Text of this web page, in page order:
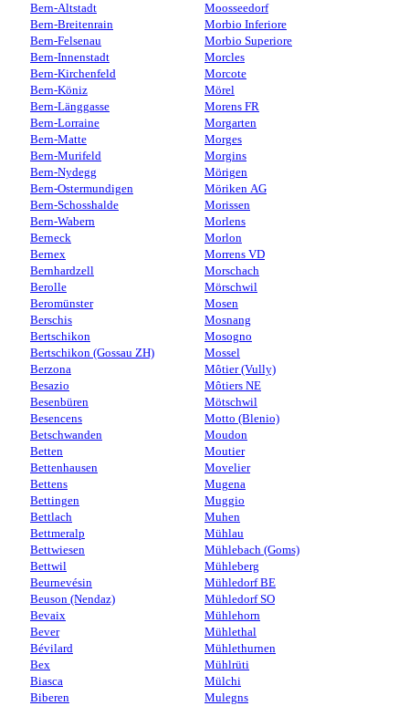
Bern-Altstadt
Bern-Breitenrain
Bern-Felsenau
Bern-Innenstadt
Bern-Kirchenfeld
Bern-Köniz
Bern-Länggasse
Bern-Lorraine
Bern-Matte
Bern-Murifeld
Bern-Nydegg
Bern-Ostermundigen
Bern-Schosshalde
Bern-Wabern
Berneck
Bernex
Bernhardzell
Berolle
Beromünster
Berschis
Bertschikon
Bertschikon (Gossau ZH)
Berzona
Besazio
Besenbüren
Besencens
Betschwanden
Betten
Bettenhausen
Bettens
Bettingen
Bettlach
Bettmeralp
Bettwiesen
Bettwil
Beurnevésin
Beuson (Nendaz)
Bevaix
Bever
Bévilard
Bex
Biasca
Biberen
Moosseedorf
Morbio Inferiore
Morbio Superiore
Morcles
Morcote
Mörel
Morens FR
Morgarten
Morges
Morgins
Mörigen
Möriken AG
Morissen
Morlens
Morlon
Morrens VD
Morschach
Mörschwil
Mosen
Mosnang
Mosogno
Mossel
Môtier (Vully)
Môtiers NE
Mötschwil
Motto (Blenio)
Moudon
Moutier
Movelier
Mugena
Muggio
Muhen
Mühlau
Mühlebach (Goms)
Mühleberg
Mühledorf BE
Mühledorf SO
Mühlehorn
Mühlethal
Mühlethurnen
Mühlrüti
Mülchi
Mulegns